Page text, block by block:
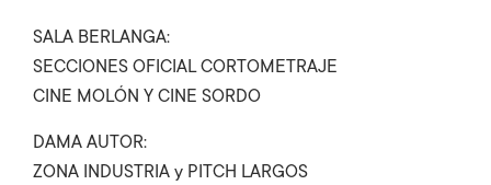
SALA BERLANGA:
SECCIONES OFICIAL CORTOMETRAJE
CINE MOLÓN Y CINE SORDO
DAMA AUTOR:
ZONA INDUSTRIA y PITCH LARGOS